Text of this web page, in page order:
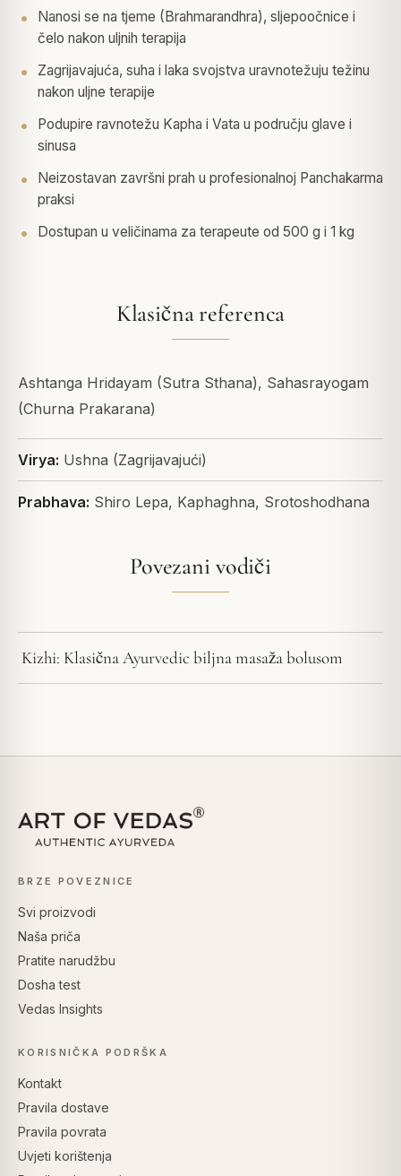
Nanosi se na tjeme (Brahmarandhra), sljepoočnice i
čelo nakon uljnih terapija
Zagrijavajuća, suha i laka svojstva uravnotežuju težinu
nakon uljne terapije
Podupire ravnotežu Kapha i Vata u području glave i
sinusa
Neizostavan završni prah u profesionalnoj Panchakarma
praksi
Dostupan u veličinama za terapeute od 500 g i 1 kg
Klasična referenca
Ashtanga Hridayam (Sutra Sthana), Sahasrayogam
(Churna Prakarana)
Virya: Ushna (Zagrijavajući)
Prabhava: Shiro Lepa, Kaphaghna, Srotoshodhana
Povezani vodiči
Kizhi: Klasična Ayurvedic biljna masaža bolusom
BRZE POVEZNICE
Svi proizvodi
Naša priča
Pratite narudžbu
Dosha test
Vedas Insights
KORISNIČKA PODRŠKA
Kontakt
Pravila dostave
Pravila povrata
Uvjeti korištenja